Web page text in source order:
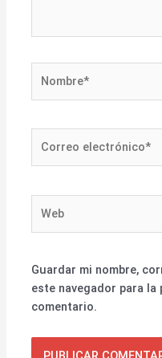
electrónico*
Guardar mi nombre,
este navegador para la
comentario.